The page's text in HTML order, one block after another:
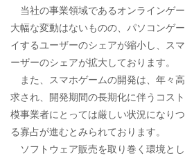
当社の事業領域であるオンラインゲ
大幅な変動はないものの、パソコンゲ
イするユーザーのシェアが縮小し、ス
ーザーのシェアが拡大しております。
また、スマホゲームの開発は、年々
求され、開発期間の長期化に伴うコス
模事業者にとっては厳しい状況になり
る寡占が進むとみられております。
ソフトウェア販売を取り巻く環境と